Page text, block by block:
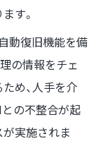
す。
動復旧機能を備
の情報をチェ
め、人手を介
の不整合が起
実施されま